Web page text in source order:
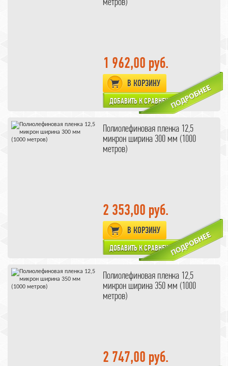
1 962,00 руб.
В КОРЗИНУ
Полиолефиновая пленка 12,5
микрон ширина 300 мм (1000
метров)
2 353,00 руб.
В КОРЗИНУ
Полиолефиновая пленка 12,5
микрон ширина 350 мм (1000
метров)
2 747,00 руб.